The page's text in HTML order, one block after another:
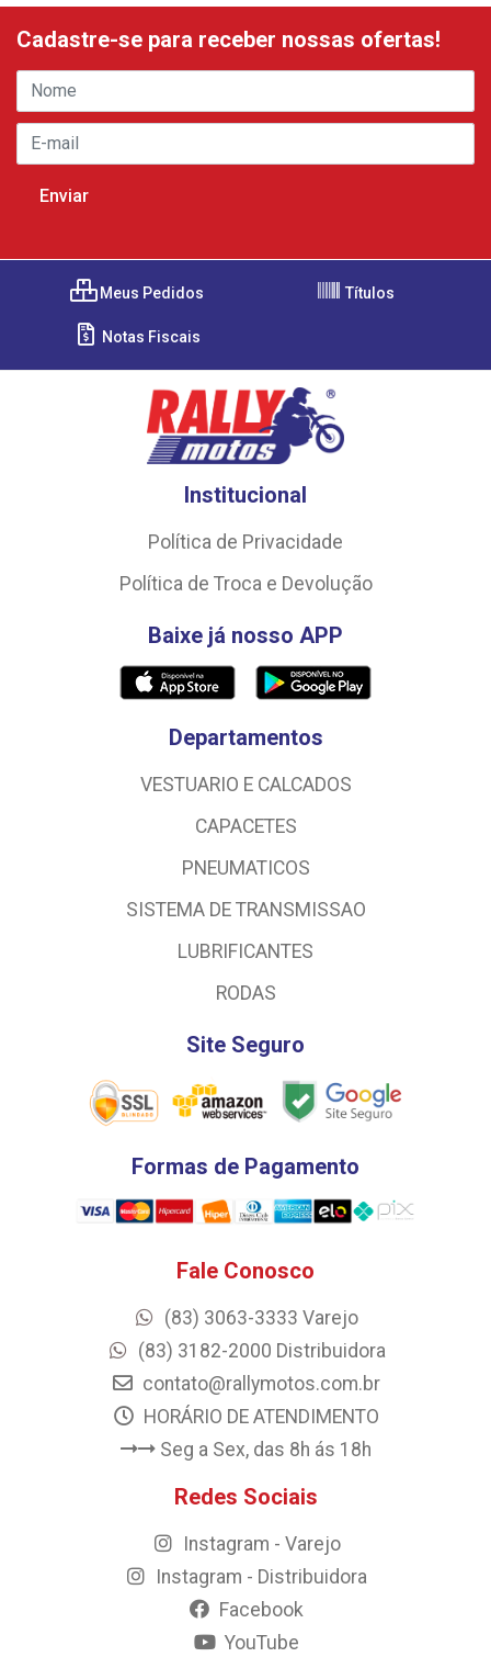
Cadastre-se para receber nossas ofertas!
Meus Pedidos Títulos
Notas Fiscais
Institucional
Política de Privacidade
Política de Troca e Devolução
Baixe já nosso APP
Departamentos
VESTUARIO E CALCADOS
CAPACETES
PNEUMATICOS
SISTEMA DE TRANSMISSAO
LUBRIFICANTES
RODAS
Site Seguro
Formas de Pagamento
Fale Conosco
(83) 3063-3333 Varejo
(83) 3182-2000 Distribuidora
contato@rallymotos.com.br
HORÁRIO DE ATENDIMENTO
Seg a Sex, das 8h ás 18h
Redes Sociais
Instagram - Varejo
Instagram - Distribuidora
Facebook
YouTube